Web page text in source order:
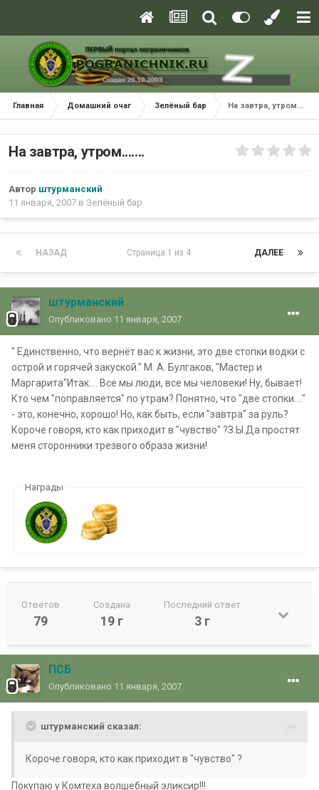
Главная Домашний очаг Зелёный бар На завтра, утром.......
На завтра, утром.......
Автор штурманский
11 января, 2007 в Зелёный бар
НАЗАД ДАЛЕЕ
Страница 1 из 4
штурманский
Опубликовано 11 января, 2007
" Единственно, что вернёт вас к жизни, это две стопки водки с
острой и горячей закуской." М. А. Булгаков, "Мастер и
Маргарита"Итак.... Все мы люди, все мы человеки! Ну, бывает!
Кто чем "поправляется" по утрам? Понятно, что "две стопки...."
- это, конечно, хорошо! Но, как быть, если "завтра" за руль?
Короче говоря, кто как приходит в "чувство" ?З.Ы.Да простят
меня сторонники трезвого образа жизни!
Награды
Ответов
79
Создана
19 г
Последний ответ
3 г
ПСБ
Опубликовано 11 января, 2007
штурманский сказал:
Короче говоря, кто как приходит в "чувство" ?
Покупаю у Комтеха волшебный эликсир!!!